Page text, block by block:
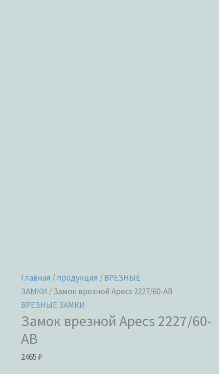
Главная /продукция /ВРЕЗНЫЕ
ЗАМКИ / Замок врезной Apecs 2227/60-AB
ВРЕЗНЫЕ ЗАМКИ
Замок врезной Apecs 2227/60-
AB
2465₽